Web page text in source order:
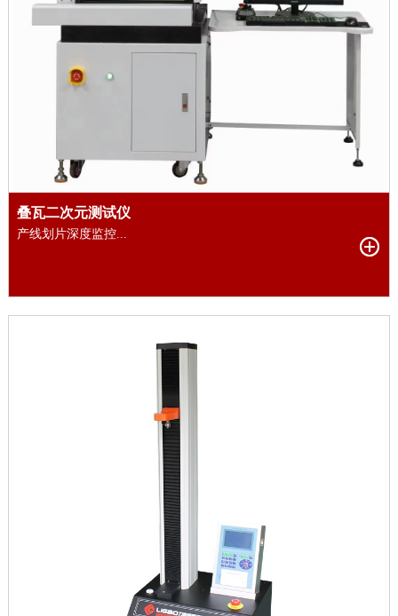
叠瓦二次元测试仪
产线划片深度监控...